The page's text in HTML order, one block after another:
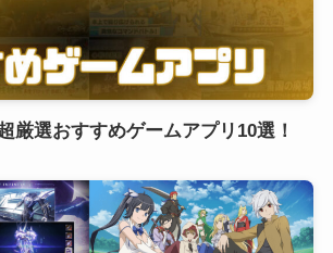
厳選おすすめゲームアプリ10選！